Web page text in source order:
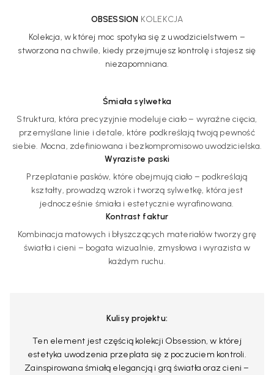
OBSESSION KOLEKCJA
Kolekcja, w której moc spotyka się z uwodzicielstwem –
stworzona na chwile, kiedy przejmujesz kontrolę i stajesz się
niezapomniana.
Śmiała sylwetka
Struktura, która precyzyjnie modeluje ciało – wyraźne cięcia,
przemyślane linie i detale, które podkreślają twoją pewność
siebie. Mocna, zdefiniowana i bezkompromisowo uwodzicielska.
Wyraziste paski
Przeplatanie pasków, które obejmują ciało – podkreślają
kształty, prowadzą wzrok i tworzą sylwetkę, która jest
jednocześnie śmiała i estetycznie wyrafinowana.
Kontrast faktur
Kombinacja matowych i błyszczących materiałów tworzy grę
światła i cieni – bogata wizualnie, zmysłowa i wyrazista w
każdym ruchu.
Kulisy projektu:
Ten element jest częścią kolekcji Obsession, w której
estetyka uwodzenia przeplata się z poczuciem kontroli.
Zainspirowana śmiałą elegancją i grą światła oraz cieni –